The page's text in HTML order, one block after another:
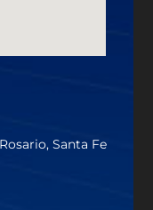
Santa Fe